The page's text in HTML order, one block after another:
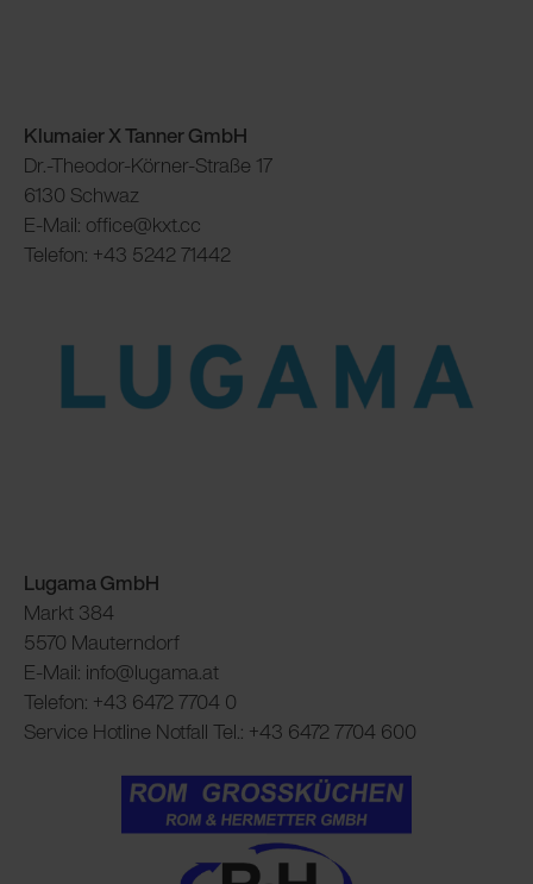
Klumaier X Tanner GmbH
Dr.-Theodor-Körner-Straße 17
6130 Schwaz
E-Mail: office@kxt.cc
Telefon: +43 5242 71442
Lugama GmbH
Markt 384
5570 Mauterndorf
E-Mail: info@lugama.at
Telefon: +43 6472 7704 0
Service Hotline Notfall Tel.: +43 6472 7704 600